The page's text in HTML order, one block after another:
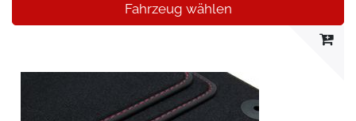
Fahrzeug wählen